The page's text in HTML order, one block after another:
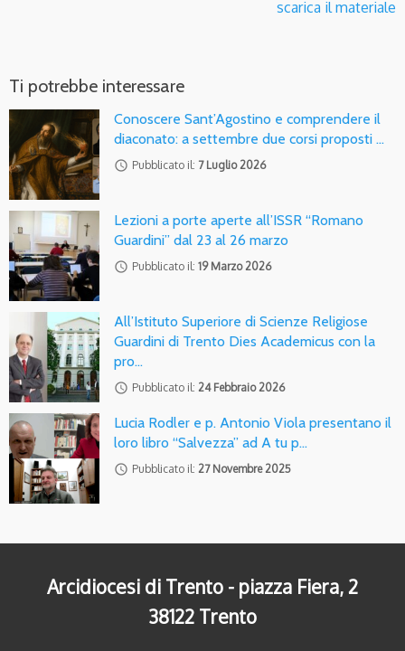
scarica il materiale
Ti potrebbe interessare
Conoscere Sant’Agostino e comprendere il
diaconato: a settembre due corsi proposti …
access_time Pubblicato il: 7 Luglio 2026
Lezioni a porte aperte all’ISSR “Romano
Guardini” dal 23 al 26 marzo
access_time Pubblicato il: 19 Marzo 2026
All’Istituto Superiore di Scienze Religiose
Guardini di Trento Dies Academicus con la
pro…
access_time Pubblicato il: 24 Febbraio 2026
Lucia Rodler e p. Antonio Viola presentano il
loro libro “Salvezza” ad A tu p…
access_time Pubblicato il: 27 Novembre 2025
Arcidiocesi di Trento - piazza Fiera, 2
38122 Trento